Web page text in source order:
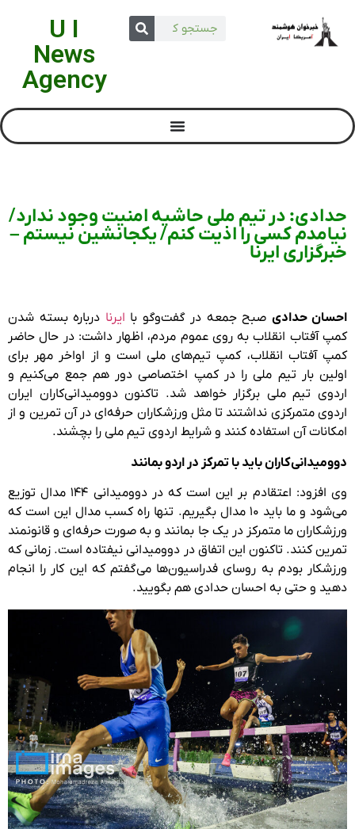
U I
News
Agency
حدادی: در تیم ملی حاشیه امنیت وجود ندارد/
نیامدم کسی را اذیت کنم/ یکجانشین نیستم –
خبرگزاری ایرنا
احسان حدادی صبح جمعه در گفت‌وگو با ایرنا درباره بسته شدن
کمپ آفتاب انقلاب به روی عموم مردم، اظهار داشت: در حال حاضر
کمپ آفتاب انقلاب، کمپ تیم‌های ملی است و از اواخر مهر برای
اولین بار تیم ملی را در کمپ اختصاصی دور هم جمع می‌کنیم و
اردوی تیم ملی برگزار خواهد شد. تاکنون دوومیدانی‌کاران ایران
اردوی متمرکزی نداشتند تا مثل ورزشکاران حرفه‌ای در آن تمرین و از
امکانات آن استفاده کنند و شرایط اردوی تیم ملی را بچشند.
دوومیدانی‌کاران باید با تمرکز در اردو بمانند
وی افزود: اعتقادم بر این است که در دوومیدانی ۱۴۴ مدال توزیع
می‌شود و ما باید ۱۰ مدال بگیریم. تنها راه کسب مدال این است که
ورزشکاران ما متمرکز در یک جا بمانند و به صورت حرفه‌ای و قانونمند
تمرین کنند. تاکنون این اتفاق در دوومیدانی نیفتاده است. زمانی که
ورزشکار بودم به روسای فدراسیون‌ها می‌گفتم که این کار را انجام
دهید و حتی به احسان حدادی هم بگویید.